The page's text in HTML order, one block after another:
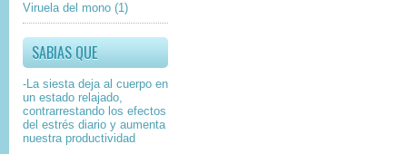
Viruela del mono (1)
SABIAS QUE
-La siesta deja al cuerpo en
un estado relajado,
contrarrestando los efectos
del estrés diario y aumenta
nuestra productividad